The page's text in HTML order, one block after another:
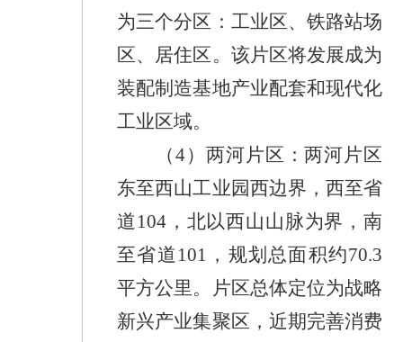
为三个分区：工业区、铁路站场
区、居住区。该片区将发展成为
装配制造基地产业配套和现代化
工业区域。
（4） 两河片区 ：两河片区
东至西山工业园西边界，西至省
道104，北以西山山脉为界，南
至省道101 ， 规划总面积约70.3
平方公里。片区总体定位为战略
新兴产业集聚区，近期完善消费